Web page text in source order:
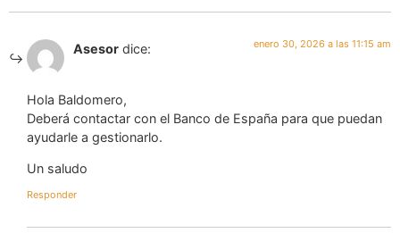
Asesor dice: enero 30, 2026 a las 11:15 am
Hola Baldomero,
Deberá contactar con el Banco de España para que puedan
ayudarle a gestionarlo.
Un saludo
Responder